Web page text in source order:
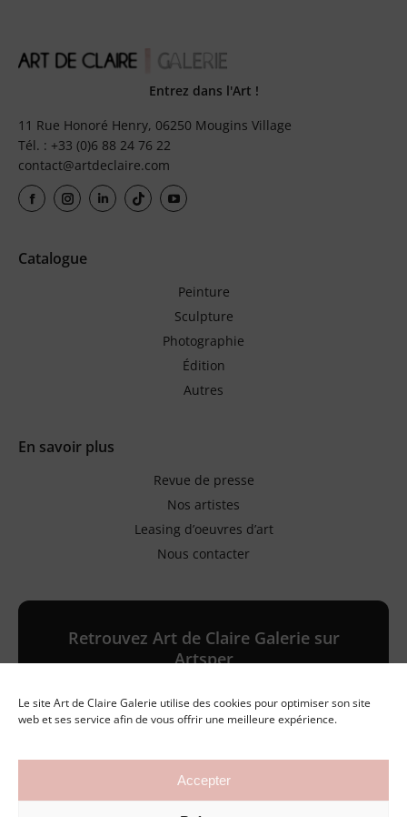
Le site Art de Claire Galerie utilise des cookies pour optimiser son site
web et ses service afin de vous offrir une meilleure expérience.
Accepter
Entrez dans l'Art !
11 Rue Honoré Henry, 06250 Mougins Village
Tél. : +33 (0)6 88 24 76 22
contact@artdeclaire.com
Catalogue
Peinture
Sculpture
Photographie
Édition
Autres
En savoir plus
Revue de presse
Nos artistes
Leasing d’oeuvres d’art
Nous contacter
Retrouvez Art de Claire Galerie sur
Artsper
Galerie en ligne
©2026 Art de Claire Galerie